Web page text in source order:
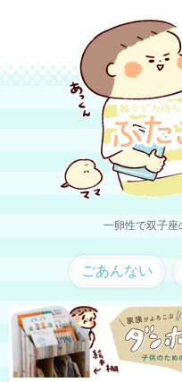
一卵性で双子座
ごあんない